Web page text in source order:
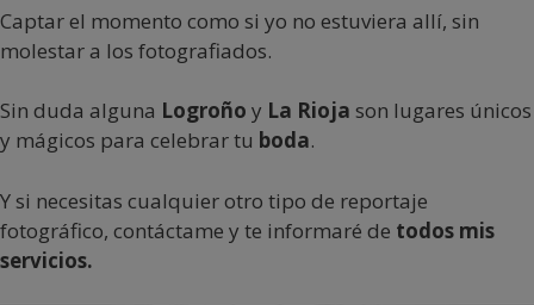
Captar el momento como si yo no estuviera allí, sin
molestar a los fotografiados.
Sin duda alguna Logroño y La Rioja son lugares únicos
y mágicos para celebrar tu boda.
Y si necesitas cualquier otro tipo de reportaje
fotográfico, contáctame y te informaré de todos mis
servicios.